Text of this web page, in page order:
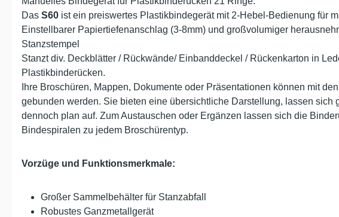
Das S60 ist ein preiswertes Plastikbindegerät mit 2-Hebel-Bedienung für
Einstellbarer Papiertiefenanschlag (3-8mm) und großvolumiger
Stanzstempel
Stanzt div. Deckblätter / Rückwände/ Einbanddeckel / Rückenkarton in
Plastikbinderücken.
Ihre Broschüren, Mappen, Dokumente oder Präsentationen können mit
gebunden werden. Sie bieten eine übersichtliche Darstellung, lassen
dennoch plan auf. Zum Austauschen oder Ergänzen lassen sich die
Bindespiralen zu jedem Broschürentyp.
Vorzüge und Funktionsmerkmale:
Großer Sammelbehälter für Stanzabfall
Robustes Ganzmetallgerät